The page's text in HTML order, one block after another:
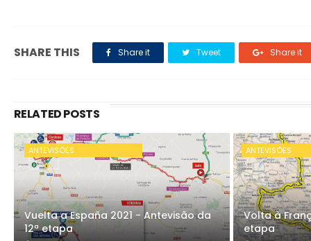
SHARE THIS Share it Tweet Share it
RELATED POSTS
ANTEVISÕES
Vuelta a España 2021 - Antevisão da
12ª etapa
ANTEVISÕES
Volta à
etapa